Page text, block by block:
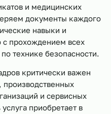
и медицинских
документы каждого
навыки и
с прохождением всех
технике безопасности.
критически важен
и сервисных
приобретает в